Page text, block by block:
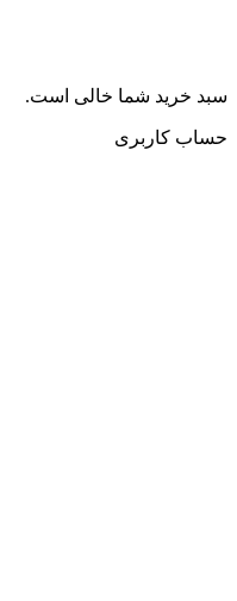
سبد خرید شما خالی است.
حساب کاربری